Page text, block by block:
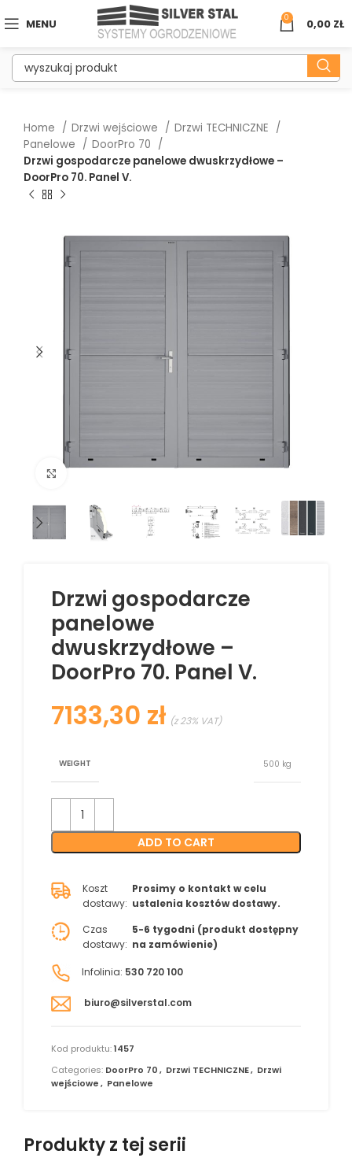
MENU 0 0,00 ZŁ
Home Drzwi wejściowe
Drzwi TECHNICZNE
Panelowe
DoorPro 70
Drzwi gospodarcze panelowe dwuskrzydłowe –
DoorPro 70. Panel V.
Kliknij aby powiększyć
Drzwi gospodarcze
panelowe
dwuskrzydłowe –
DoorPro 70. Panel V.
zł
WEIGHT 500 kg
ADD TO CART
Koszt
dostawy:
Prosimy o kontakt w celu
ustalenia kosztów dostawy.
Czas
dostawy:
5-6 tygodni (produkt dostępny
na zamówienie)
Infolinia: 530 720 100
biuro@silverstal.com
Kod produktu:1457
Categories: DoorPro 70, Drzwi TECHNICZNE, Drzwi
wejściowe, Panelowe
Produkty z tej serii